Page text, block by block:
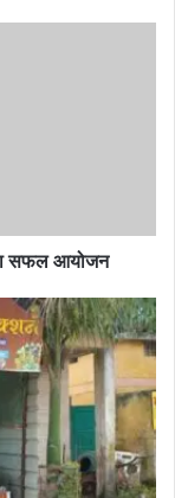
का सफल आयोजन